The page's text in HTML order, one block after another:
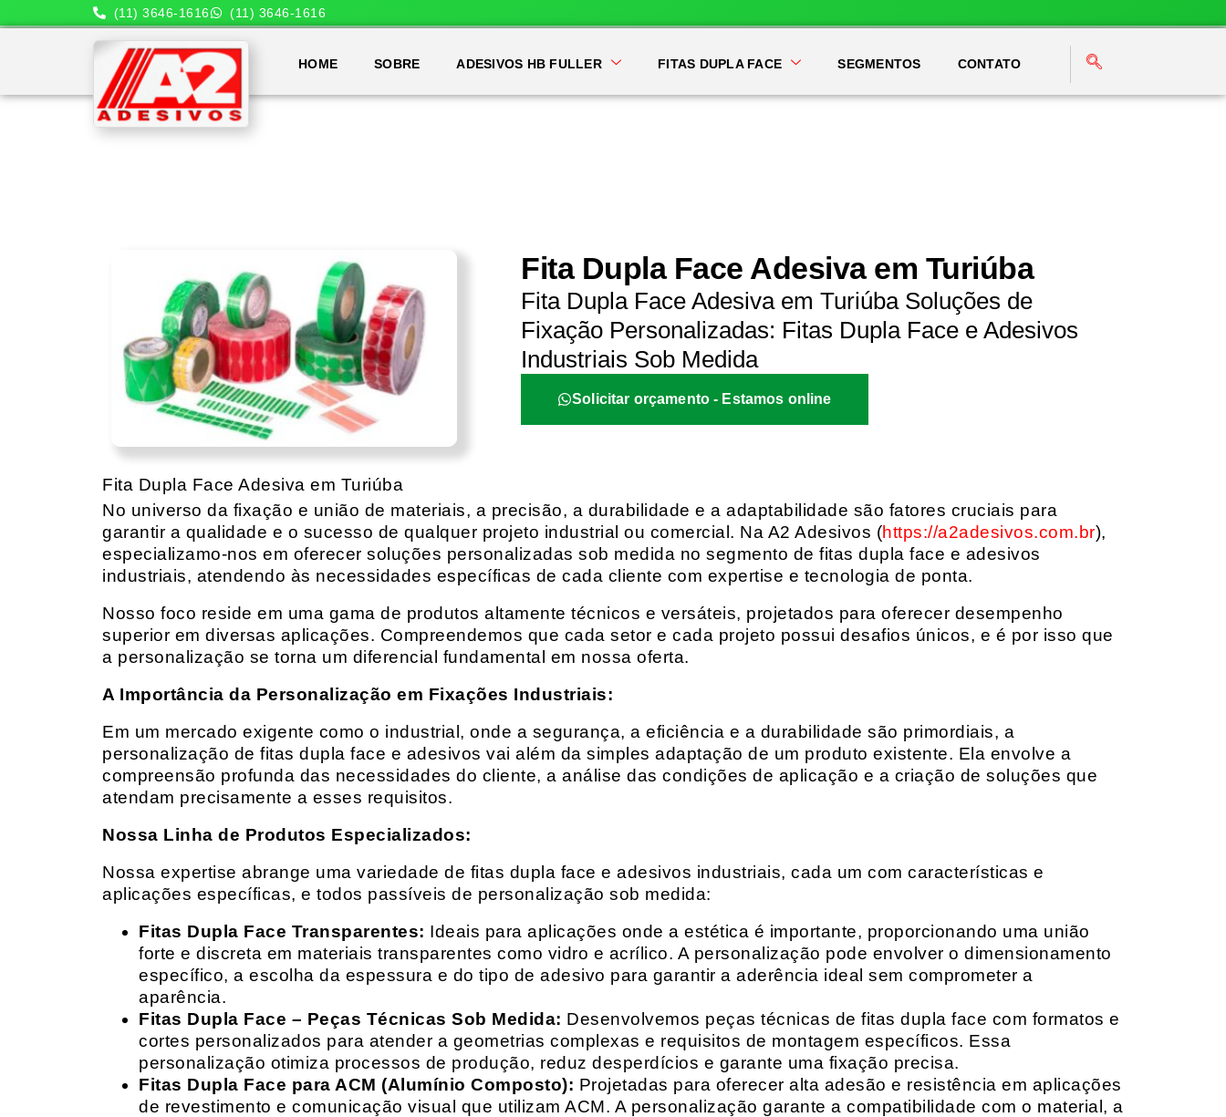
(11) 3646-1616 (11) 3646-1616
HOME SOBRE ADESIVOS HB FULLER FITAS DUPLA FACE SEGMENTOS CONTATO
Fita Dupla Face Adesiva em Turiúba
Fita Dupla Face Adesiva em Turiúba Soluções de
Fixação Personalizadas: Fitas Dupla Face e Adesivos
Industriais Sob Medida
Solicitar orçamento - Estamos online
Fita Dupla Face Adesiva em Turiúba
No universo da fixação e união de materiais, a precisão, a durabilidade e a adaptabilidade são fatores cruciais para
garantir a qualidade e o sucesso de qualquer projeto industrial ou comercial. Na A2 Adesivos (https://a2adesivos.com.br),
especializamo-nos em oferecer soluções personalizadas sob medida no segmento de fitas dupla face e adesivos
industriais, atendendo às necessidades específicas de cada cliente com expertise e tecnologia de ponta.
Nosso foco reside em uma gama de produtos altamente técnicos e versáteis, projetados para oferecer desempenho
superior em diversas aplicações. Compreendemos que cada setor e cada projeto possui desafios únicos, e é por isso que
a personalização se torna um diferencial fundamental em nossa oferta.
A Importância da Personalização em Fixações Industriais:
Em um mercado exigente como o industrial, onde a segurança, a eficiência e a durabilidade são primordiais, a
personalização de fitas dupla face e adesivos vai além da simples adaptação de um produto existente. Ela envolve a
compreensão profunda das necessidades do cliente, a análise das condições de aplicação e a criação de soluções que
atendam precisamente a esses requisitos.
Nossa Linha de Produtos Especializados:
Nossa expertise abrange uma variedade de fitas dupla face e adesivos industriais, cada um com características e
aplicações específicas, e todos passíveis de personalização sob medida:
Fitas Dupla Face Transparentes: Ideais para aplicações onde a estética é importante, proporcionando uma união
forte e discreta em materiais transparentes como vidro e acrílico. A personalização pode envolver o dimensionamento
específico, a escolha da espessura e do tipo de adesivo para garantir a aderência ideal sem comprometer a
aparência.
Fitas Dupla Face – Peças Técnicas Sob Medida: Desenvolvemos peças técnicas de fitas dupla face com formatos e
cortes personalizados para atender a geometrias complexas e requisitos de montagem específicos. Essa
personalização otimiza processos de produção, reduz desperdícios e garante uma fixação precisa.
Fitas Dupla Face para ACM (Alumínio Composto): Projetadas para oferecer alta adesão e resistência em aplicações
de revestimento e comunicação visual que utilizam ACM. A personalização garante a compatibilidade com o material, a